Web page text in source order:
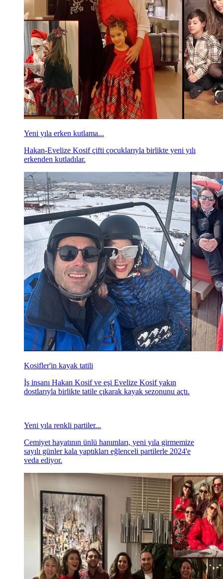
Yeni yıla erken kutlama...
Hakan-Evelize Kosif çifti çocuklarıyla birlikte yeni yılı
erkenden kutladılar.
Kosifler'in kayak tatili
İş insanı Hakan Kosif ve eşi Evelize Kosif yakın
dostlarıyla birlikte tatile çıkarak kayak sezonunu açtı.